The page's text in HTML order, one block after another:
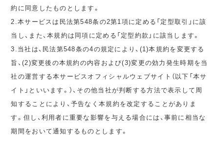
約に同意したものとします。
2.本サービスは民法第548条の2第1項に定める「定型取引」に該
当し、また、本規約は同項に定める「定型約款」に該当します。
3.当社は、民法第548条の4の規定により、(1)本規約を変更する
旨、(2)変更後の本規約の内容および(3)変更の効力発生時期を当
社の運営する本サービスオフィシャルウェブサイト（以下「本サ
イト」といいます。）、その他当社が判断する方法で表示して周
知することにより、予告なく本規約を改定することがありま
す。但し、利用者に重要な影響を与える場合には、事前に相当な
期間をおいて通知するものとします。